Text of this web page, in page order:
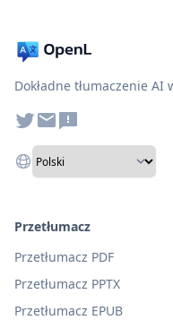
Dokładne tłumaczenie AI
Przetłumacz
Przetłumacz PDF
Przetłumacz PPTX
Przetłumacz EPUB